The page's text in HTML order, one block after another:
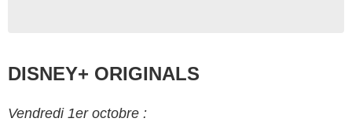
DISNEY+ ORIGINALS
Vendredi 1er octobre :